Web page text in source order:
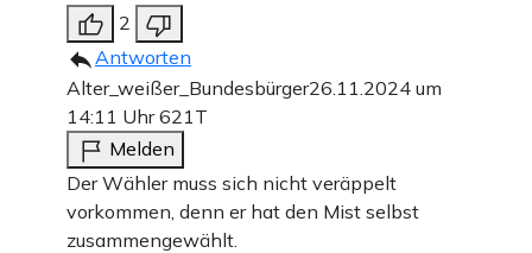
2
Antworten
Alter_weißer_Bundesbürger26.11.2024 um
14:11 Uhr621T
Melden
Der Wähler muss sich nicht veräppelt
vorkommen, denn er hat den Mist selbst
zusammengewählt.